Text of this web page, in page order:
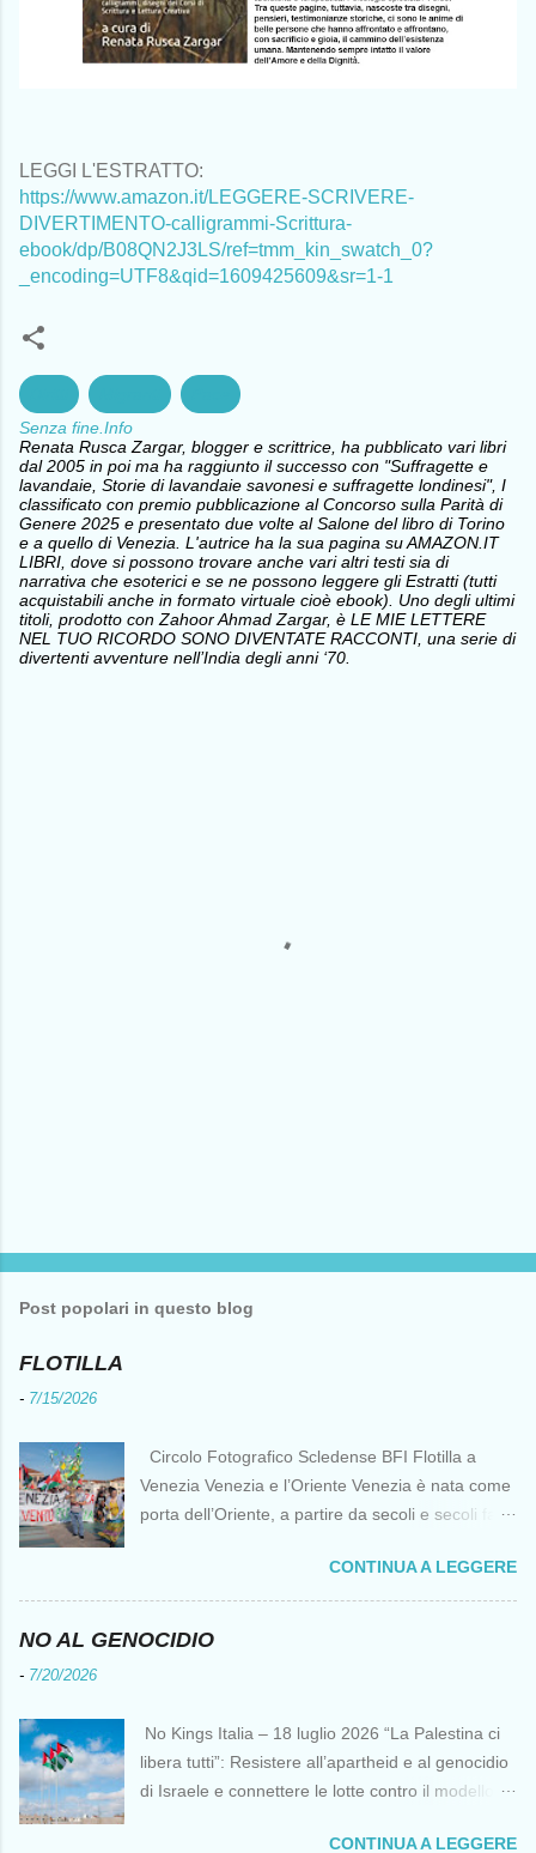
LEGGI L'ESTRATTO:
https://www.amazon.it/LEGGERE-SCRIVERE-
DIVERTIMENTO-calligrammi-Scrittura-
ebook/dp/B08QN2J3LS/ref=tmm_kin_swatch_0?
_encoding=UTF8&qid=1609425609&sr=1-1
Senza fine.Info
Renata Rusca Zargar, blogger e scrittrice, ha pubblicato vari libri
dal 2005 in poi ma ha raggiunto il successo con "Suffragette e
lavandaie, Storie di lavandaie savonesi e suffragette londinesi", I
classificato con premio pubblicazione al Concorso sulla Parità di
Genere 2025 e presentato due volte al Salone del libro di Torino
e a quello di Venezia. L'autrice ha la sua pagina su AMAZON.IT
LIBRI, dove si possono trovare anche vari altri testi sia di
narrativa che esoterici e se ne possono leggere gli Estratti (tutti
acquistabili anche in formato virtuale cioè ebook). Uno degli ultimi
titoli, prodotto con Zahoor Ahmad Zargar, è LE MIE LETTERE
NEL TUO RICORDO SONO DIVENTATE RACCONTI, una serie di
divertenti avventure nell’India degli anni ‘70.
Post popolari in questo blog
FLOTILLA
- 7/15/2026
Circolo Fotografico Scledense BFI Flotilla a
Venezia Venezia e l’Oriente Venezia è nata come
porta dell’Oriente, a partire da secoli e secoli fa ai
di cantierizzazione veneziane divennero preziose
per tutti i crociati diretti a Gerusalemme. Proprio
le crociate fornirono ai veneziani l’occasione per
del Duecento. Dal XIII al XV secolo Venezia
continuò ad avere un ruolo fondamentale nei
rapporti tra l’Europa e l’Oriente, ruolo che si
CONTINUA A LEGGERE
NO AL GENOCIDIO
- 7/20/2026
No Kings Italia – 18 luglio 2026 “La Palestina ci
libera tutti”: Resistere all’apartheid e al genocidio
di Israele e connettere le lotte contro il modello
Bandiere palestinesi presso il Mausoleo di Yasser
CONTINUA A LEGGERE